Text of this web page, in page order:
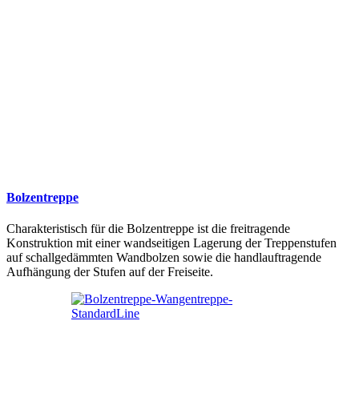
Bolzentreppe
Charakteristisch für die Bolzentreppe ist die freitragende
Konstruktion mit einer wandseitigen Lagerung der Treppenstufen
auf schallgedämmten Wandbolzen sowie die handlauftragende
Aufhängung der Stufen auf der Freiseite.